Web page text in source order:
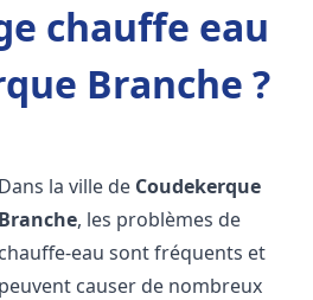
chauffe eau
Branche ?
Dans la ville de Coudekerque
Branche, les problèmes de
chauffe-eau sont fréquents et
peuvent causer de nombreux